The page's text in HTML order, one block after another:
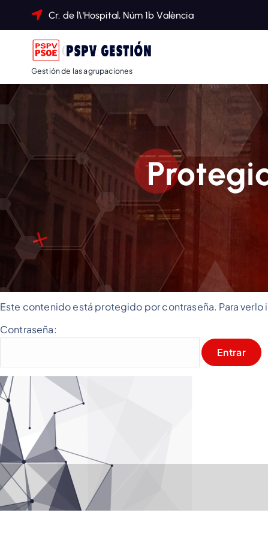
Cr. de l\'Hospital, Núm 1b València
Gestión de las agrupaciones
Este contenido está protegido por contraseña. Para verlo
Contraseña: